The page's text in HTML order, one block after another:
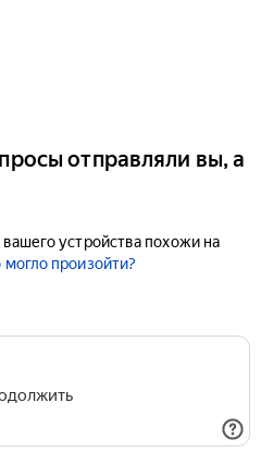
отправляли вы, а
устройства похожи на
произойти?